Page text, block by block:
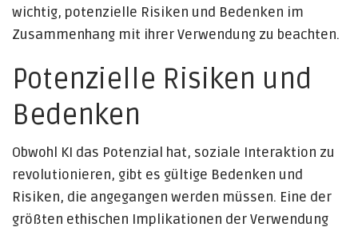
wichtig, potenzielle Risiken und Bedenken im
Zusammenhang mit ihrer Verwendung zu beachten.
Potenzielle Risiken und
Bedenken
Obwohl KI das Potenzial hat, soziale Interaktion zu
revolutionieren, gibt es gültige Bedenken und
Risiken, die angegangen werden müssen. Eine der
größten ethischen Implikationen der Verwendung